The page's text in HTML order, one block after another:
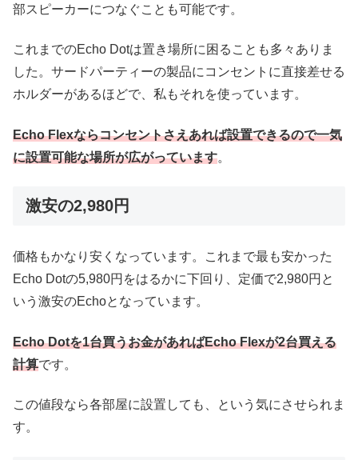
部スピーカーにつなぐことも可能です。
これまでのEcho Dotは置き場所に困ることも多々ありま
した。サードパーティーの製品にコンセントに直接差せる
ホルダーがあるほどで、私もそれを使っています。
Echo Flexならコンセントさえあれば設置できるので一気
に設置可能な場所が広がっています。
激安の2,980円
価格もかなり安くなっています。これまで最も安かった
Echo Dotの5,980円をはるかに下回り、定価で2,980円と
いう激安のEchoとなっています。
Echo Dotを1台買うお金があればEcho Flexが2台買える
計算です。
この値段なら各部屋に設置しても、という気にさせられま
す。